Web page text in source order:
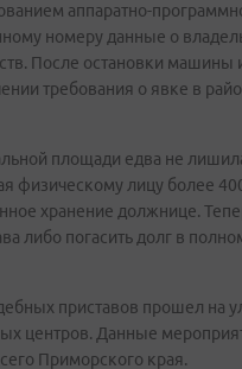
аппаратно-
номеру данные о
После остановки машины
требования о явке в
площади едва не
физическому лицу более
хранение должнице.
либо погасить долг в
приставов прошел на
центров. Данные
Приморского края.